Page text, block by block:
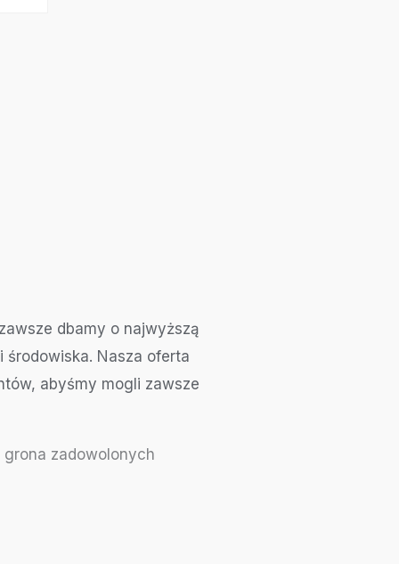
dbamy o najwyższą
Nasza oferta
abyśmy mogli zawsze
grona zadowolonych